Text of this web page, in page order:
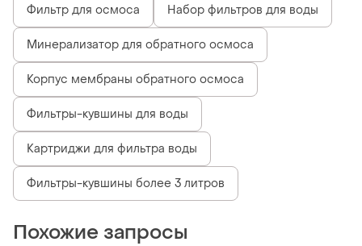
Фильтр для осмоса Набор фильтров для воды
Минерализатор для обратного осмоса
Корпус мембраны обратного осмоса
Фильтры-кувшины для воды
Картриджи для фильтра воды
Фильтры-кувшины более 3 литров
Похожие запросы